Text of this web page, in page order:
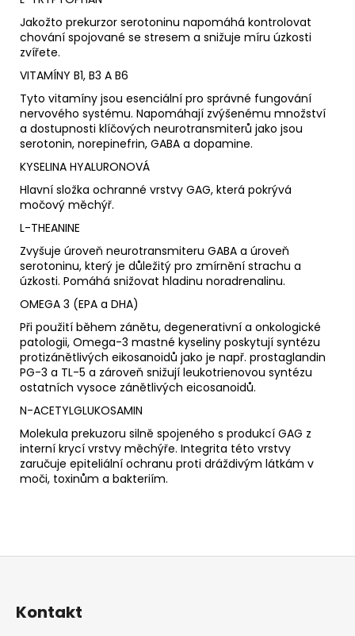
Jakožto prekurzor serotoninu napomáhá kontrolovat
chování spojované se stresem a snižuje míru úzkosti
zvířete.
VITAMÍNY B1, B3 A B6
Tyto vitamíny jsou esenciální pro správné fungování
nervového systému. Napomáhají zvýšenému množství
a dostupnosti klíčových neurotransmiterů jako jsou
serotonin, norepinefrin, GABA a dopamine.
KYSELINA HYALURONOVÁ
Hlavní složka ochranné vrstvy GAG, která pokrývá
močový měchýř.
L-THEANINE
Zvyšuje úroveň neurotransmiteru GABA a úroveň
serotoninu, který je důležitý pro zmírnění strachu a
úzkosti. Pomáhá snižovat hladinu noradrenalinu.
OMEGA 3 (EPA a DHA)
Při použití během zánětu, degenerativní a onkologické
patologii, Omega-3 mastné kyseliny poskytují syntézu
protizánětlivých eikosanoidů jako je např. prostaglandin
PG-3 a TL-5 a zároveň snižují leukotrienovou syntézu
ostatních vysoce zánětlivých eicosanoidů.
N-ACETYLGLUKOSAMIN
Molekula prekuzoru silně spojeného s produkcí GAG z
interní krycí vrstvy měchýře. Integrita této vrstvy
zaručuje epiteliální ochranu proti dráždivým látkám v
moči, toxinům a bakteriím.
Z
Kontakt